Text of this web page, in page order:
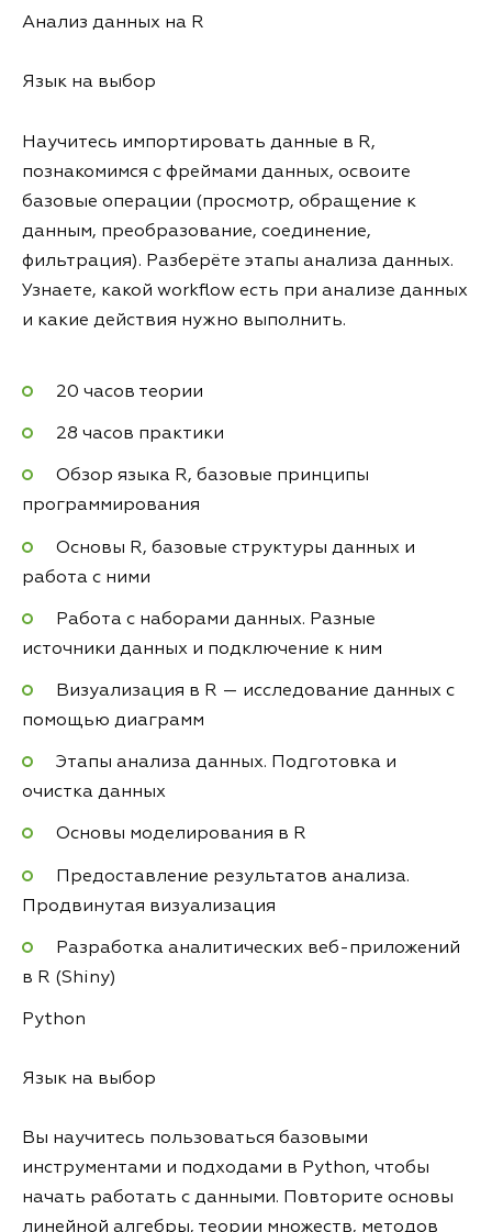
Анализ данных на R
Язык на выбор
Научитесь импортировать данные в R,
познакомимся с фреймами данных, освоите
базовые операции (просмотр, обращение к
данным, преобразование, соединение,
фильтрация). Разберёте этапы анализа данных.
Узнаете, какой workflow есть при анализе данных
и какие действия нужно выполнить.
20 часов теории
28 часов практики
Обзор языка R, базовые принципы
программирования
Основы R, базовые структуры данных и
работа с ними
Работа с наборами данных. Разные
источники данных и подключение к ним
Визуализация в R — исследование данных с
помощью диаграмм
Этапы анализа данных. Подготовка и
очистка данных
Основы моделирования в R
Предоставление результатов анализа.
Продвинутая визуализация
Разработка аналитических веб-приложений
в R (Shiny)
Python
Язык на выбор
Вы научитесь пользоваться базовыми
инструментами и подходами в Python, чтобы
начать работать с данными. Повторите основы
линейной алгебры, теории множеств, методов